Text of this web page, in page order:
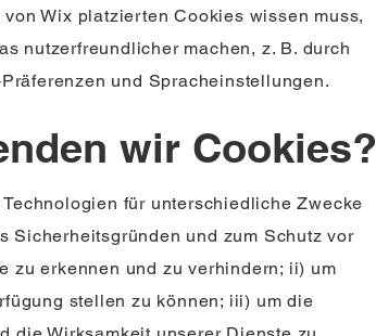
Wix platzierten Cookies wissen muss,
nutzerfreundlicher machen, z. B. durch
und Spracheinstellungen.
wir Cookies?
für unterschiedliche Zwecke
Sicherheitsgründen und zum Schutz vor
zu erkennen und zu verhindern; ii) um
stellen zu können; iii) um die